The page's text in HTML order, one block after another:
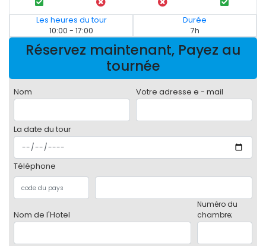
Les heures du tour
10:00 - 17:00
Durée
7h
Réservez maintenant, Payez au
tournée
Nom Votre adresse e - mail
La date du tour
Téléphone
Nom de l'Hotel
Numéro du
chambre;